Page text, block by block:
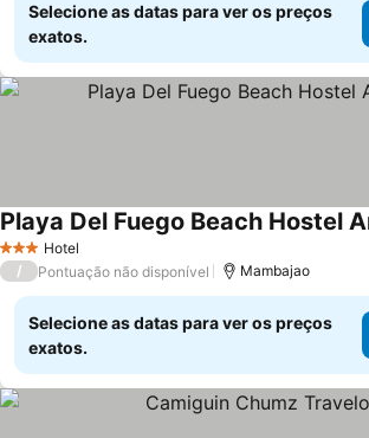
Selecione as datas para ver os preços
exatos.
3 EstrelasHotel
Playa Del Fuego Beach Hostel
/ Pontuação não disponível Mambajao
Selecione as datas para ver os preços
exatos.